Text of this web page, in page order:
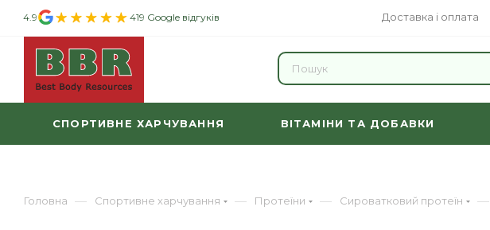
Доставка і оплата
4.9 419 Google відгуків
СПОРТИВНЕ ХАРЧУВАННЯ ВІТАМІНИ ТА ДОБАВКИ
Головна — Спортивне харчування — Протеїни — Сироватковий протеїн —